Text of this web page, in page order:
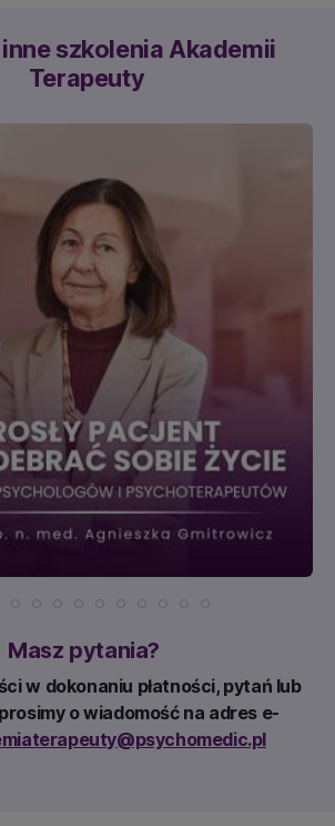
szkolenia Akademii
Terapeuty
Masz pytania?
w dokonaniu płatności, pytań lub
o wiadomość na adres e-